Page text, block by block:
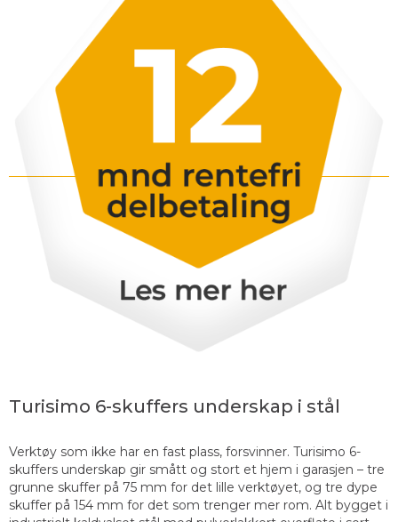
Turisimo 6-skuffers underskap i stål
Verktøy som ikke har en fast plass, forsvinner. Turisimo 6-
skuffers underskap gir smått og stort et hjem i garasjen – tre
grunne skuffer på 75 mm for det lille verktøyet, og tre dype
skuffer på 154 mm for det som trenger mer rom. Alt bygget i